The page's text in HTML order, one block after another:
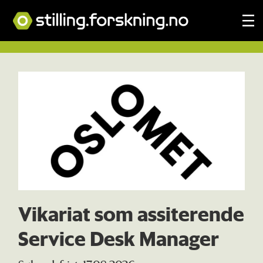
Tag:
avdelingsleder
Vikariat som assiterende
Service Desk Manager